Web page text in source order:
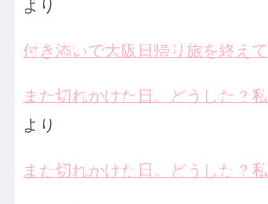
より
付き添いで大阪日帰り旅を終えて
また切れかけた日。どうした？私
より
また切れかけた日。どうした？私